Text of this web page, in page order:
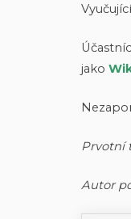
jako
Prvotní
Autor